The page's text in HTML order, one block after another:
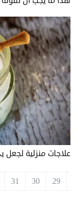
علاجات منزلية لجعل
29
30
31